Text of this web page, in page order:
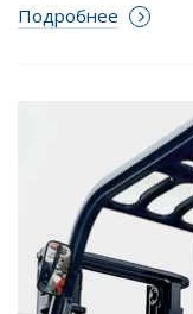
Подробнее